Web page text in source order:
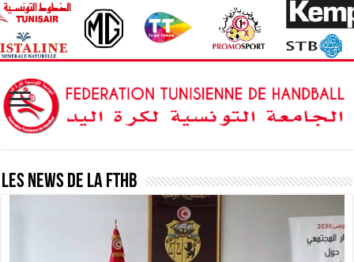
Les News de la FTHB